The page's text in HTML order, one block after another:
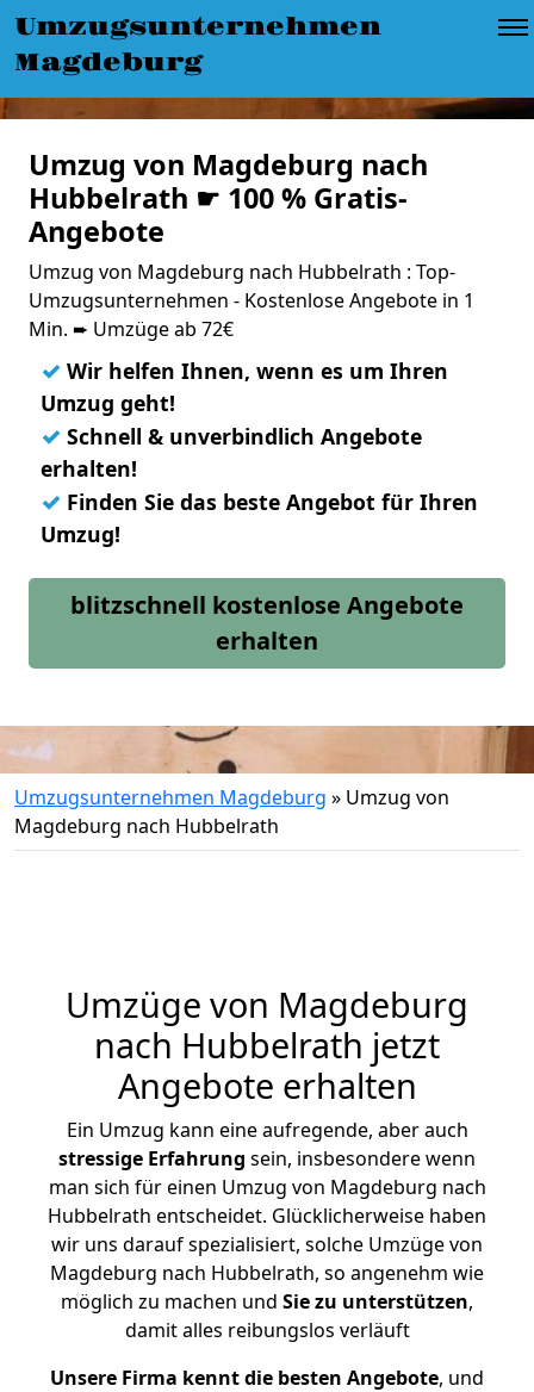
Umzugsunternehmen
Magdeburg
Umzug von Magdeburg nach
Hubbelrath ☛ 100 % Gratis-
Angebote
Umzug von Magdeburg nach Hubbelrath : Top-
Umzugsunternehmen - Kostenlose Angebote in 1
Min. ➨ Umzüge ab 72€
✓ Wir helfen Ihnen, wenn es um Ihren
Umzug geht!
✓ Schnell & unverbindlich Angebote
erhalten!
✓ Finden Sie das beste Angebot für Ihren
Umzug!
blitzschnell kostenlose Angebote
erhalten
Umzugsunternehmen Magdeburg » Umzug von
Magdeburg nach Hubbelrath
Umzüge von Magdeburg
nach Hubbelrath jetzt
Angebote erhalten
Ein Umzug kann eine aufregende, aber auch
stressige Erfahrung sein, insbesondere wenn
man sich für einen Umzug von Magdeburg nach
Hubbelrath entscheidet. Glücklicherweise haben
wir uns darauf spezialisiert, solche Umzüge von
Magdeburg nach Hubbelrath, so angenehm wie
möglich zu machen und Sie zu unterstützen,
damit alles reibungslos verläuft
Unsere Firma kennt die besten Angebote, und